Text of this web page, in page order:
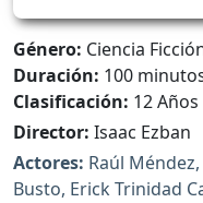
Género: Ciencia
Duración: 100
Clasificación: 12 Años
Director: Isaac Ezban
Actores: Raúl
Busto, Erick Trinidad